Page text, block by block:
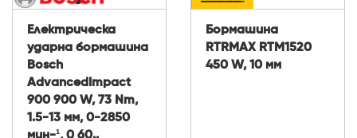
Електрическа
ударна бормашина
Bosch
AdvancedImpact
900 900 W, 73 Nm,
1.5-13 мм, 0-2850
Бормашина
RTRMAX RTM1520
450 W, 10 мм